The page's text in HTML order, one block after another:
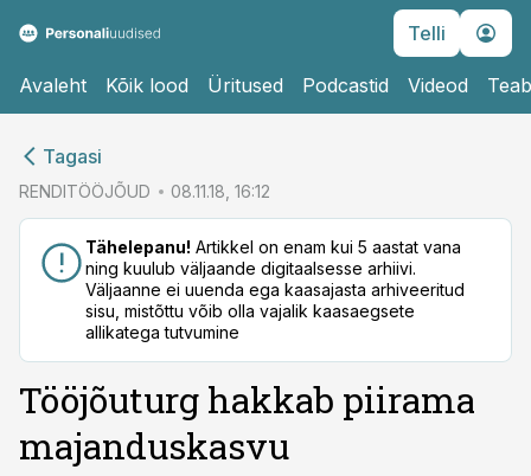
Telli
Avaleht Kõik lood Üritused Podcastid Videod
Tagasi
RENDITÖÖJÕUD 08.11.18, 16:12
Tähelepanu! Artikkel on enam kui 5 aastat vana
ning kuulub väljaande digitaalsesse arhiivi.
Väljaanne ei uuenda ega kaasajasta arhiveeritud
sisu, mistõttu võib olla vajalik kaasaegsete
allikatega tutvumine
Tööjõuturg hakkab piirama
majanduskasvu